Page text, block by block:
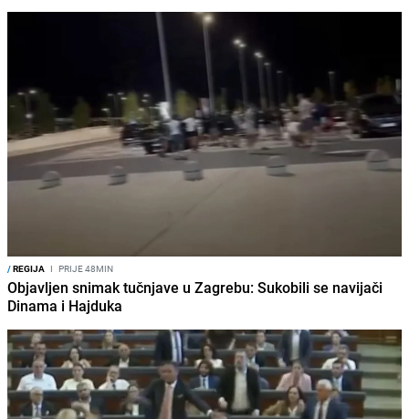
/REGIJA I PRIJE 48MIN
Objavljen snimak tučnjave u Zagrebu: Sukobili se navijači
Dinama i Hajduka